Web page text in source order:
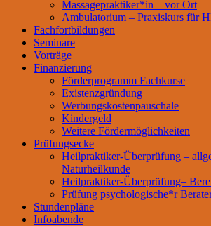
Massagepraktiker*in – vor Ort
Ambulatorium – Praxiskurs für
Fachfortbildungen
Seminare
Vorträge
Finanzierung
Förderprogramm Fachkurse
Existenzgründung
Werbungskostenpauschale
Kindergeld
Weitere Fördermöglichkeiten
Prüfungsecke
Heilpraktiker-Überprüfung –
Naturheilkunde
Heilpraktiker-Überprüfung–
Prüfung psychologische*r
Stundenpläne
Infoabende